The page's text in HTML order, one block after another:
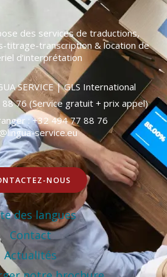
des services de traductions,
titrage-transcription & location de
d’interprétation
SERVICE | GLS International
76 (Service gratuit + prix appel)
: +32 494 77 88 76
service.eu
NOUS
des langues
Contact
Actualités